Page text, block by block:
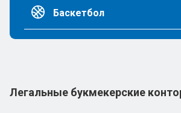
Баскетбол
Легальные букмекерские